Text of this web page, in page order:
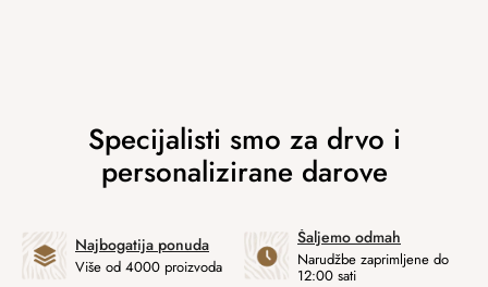
Najbogatija ponuda
Više od 4000 proizvoda
Šaljemo odmah
Narudžbe zaprimljene do
12:00 sati